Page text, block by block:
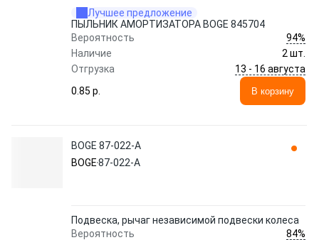
Лучшее предложение
ПЫЛЬНИК АМОРТИЗАТОРА BOGE 845704
Вероятность
94%
Наличие
2 шт.
Отгрузка
13 - 16 августа
0.85 p.
В корзину
BOGE 87-022-A
BOGE87-022-A
Подвеска, рычаг независимой подвески колеса
Вероятность
84%